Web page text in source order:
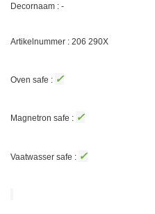
Decornaam : -
Artikelnummer : 206 290X
Oven safe : ✓
Magnetron safe : ✓
Vaatwasser safe : ✓